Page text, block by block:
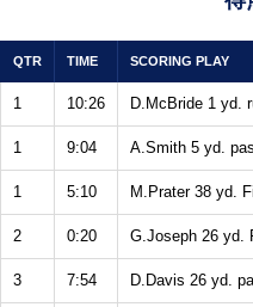
QTR TIME SCORING PLAY
1 10:26 D.McBride 1 yd.
1 9:04 A.Smith 5 yd.
1 5:10 M.Prater 38 yd.
2 0:20 G.Joseph 26 yd.
3 7:54 D.Davis 26 yd.